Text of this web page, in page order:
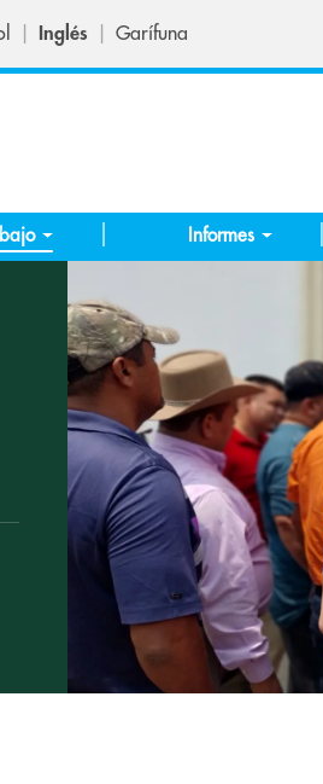
Inglés Garífuna
Informes